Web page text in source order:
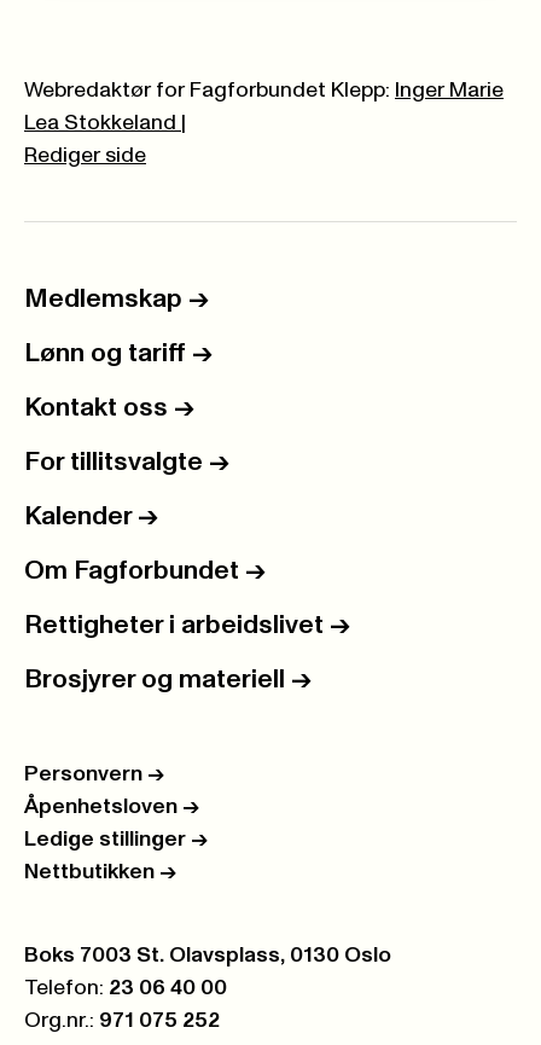
Webredaktør for Fagforbundet Klepp: Inger Marie
Lea Stokkeland
Rediger side
Medlemskap ->
Lønn og tariff ->
Kontakt oss ->
For tillitsvalgte ->
Kalender ->
Om Fagforbundet ->
Rettigheter i arbeidslivet ->
Brosjyrer og materiell ->
Personvern ->
Åpenhetsloven ->
Ledige stillinger ->
Nettbutikken ->
Postboks:
Boks 7003 St. Olavsplass, 0130 Oslo
Telefon: 23 06 40 00
Org.nr.: 971 075 252